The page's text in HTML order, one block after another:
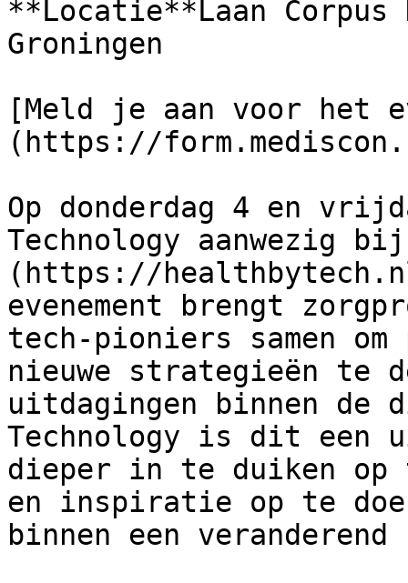
**Locatie**Laan Corpus
Groningen
[Meld je aan voor het
(https://
Op donderdag 4 en
Technology aanwezig
(https://
evenement brengt
tech-pioniers samen
nieuwe strategieën te
uitdagingen binnen de
Technology is dit een
dieper in te duiken op
en inspiratie op te
binnen een